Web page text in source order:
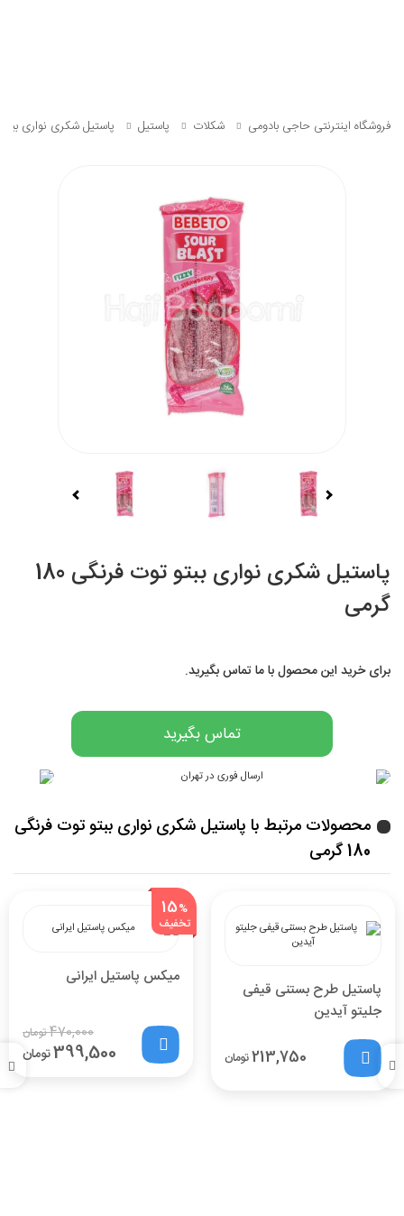
فروشگاه اینترنتی حاجی بادومی شکلات پاستیل پاستیل شکری نواری ببتو
پاستیل شکری نواری ببتو توت فرنگی 180
گرمی
برای خرید این محصول با ما تماس بگیرید.
تماس بگیرید
محصولات مرتبط با پاستیل شکری نواری ببتو توت فرنگی
180 گرمی
پاستیل طرح بستنی قیفی
جلیتو آیدین
213,750تومان
میکس پاستیل ایرانی
470,000تومان
399,500تومان
%
15
تخفیف